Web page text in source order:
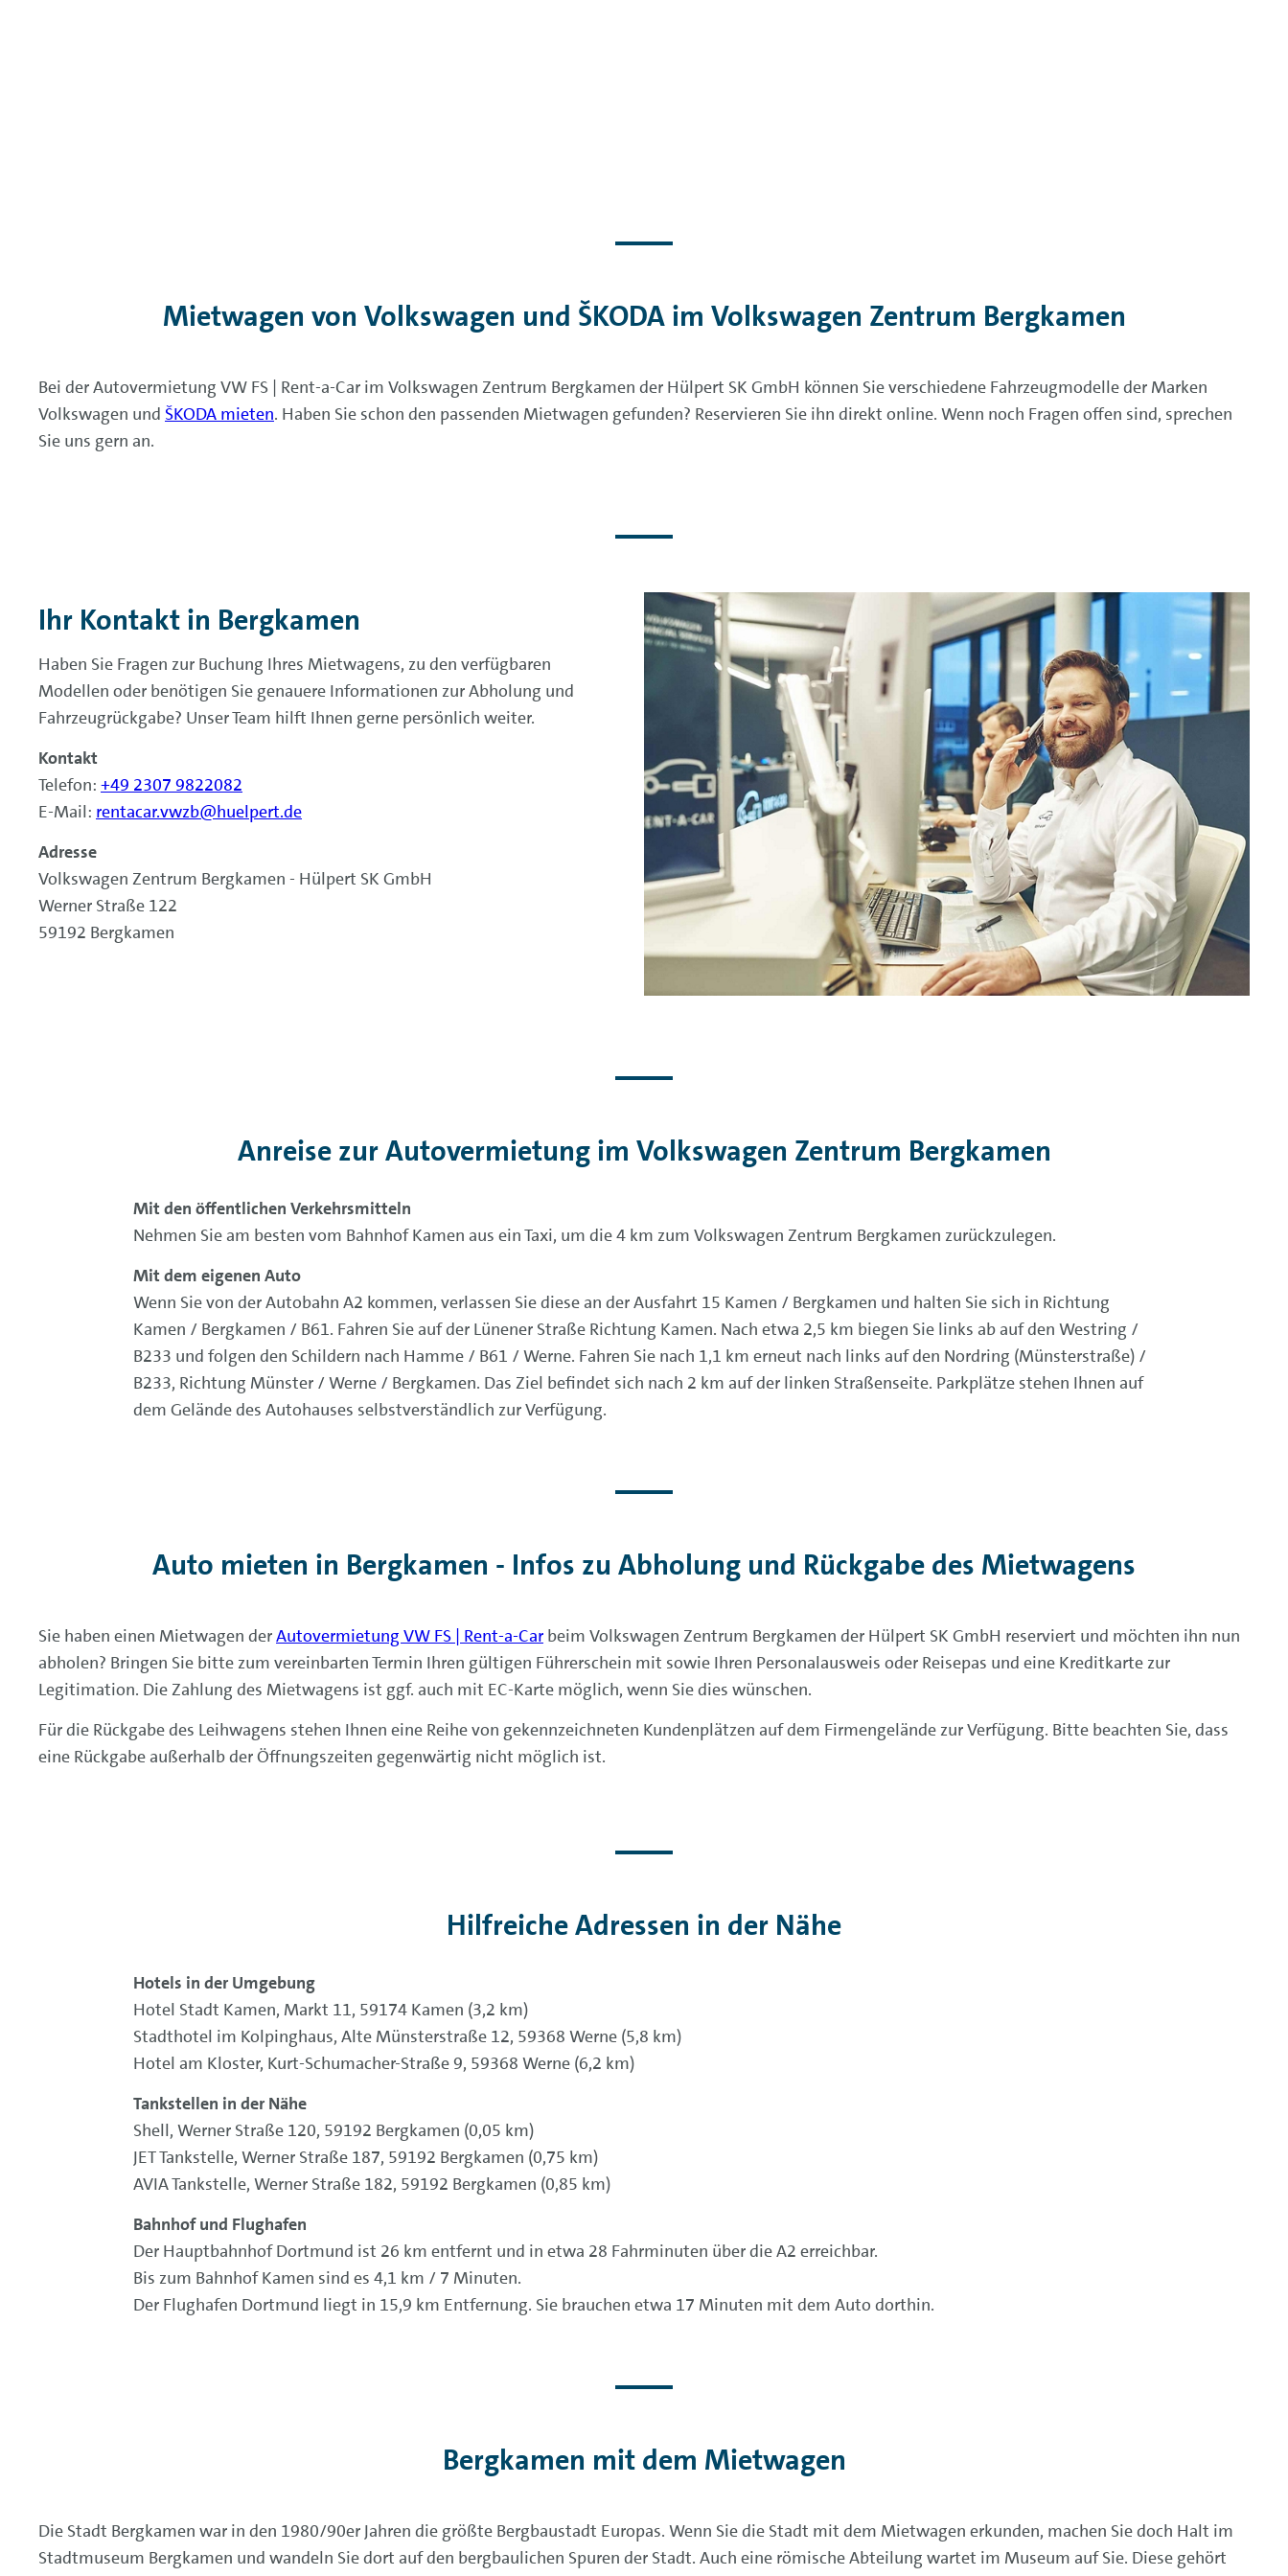
Mietwagen von Volkswagen und ŠKODA im Volkswagen Zentrum Bergkamen
Bei der Autovermietung VW FS | Rent-a-Car im Volkswagen Zentrum Bergkamen der Hülpert SK GmbH können Sie verschiedene Fahrzeugmodelle der Marken
Volkswagen und ŠKODA mieten. Haben Sie schon den passenden Mietwagen gefunden? Reservieren Sie ihn direkt online. Wenn noch Fragen offen sind, sprechen
Sie uns gern an.
Ihr Kontakt in Bergkamen
Haben Sie Fragen zur Buchung Ihres Mietwagens, zu den verfügbaren
Modellen oder benötigen Sie genauere Informationen zur Abholung und
Fahrzeugrückgabe? Unser Team hilft Ihnen gerne persönlich weiter.
Kontakt
Telefon: +49 2307 9822082
E-Mail: rentacar.vwzb@huelpert.de
Adresse
Volkswagen Zentrum Bergkamen - Hülpert SK GmbH
Werner Straße 122
59192 Bergkamen
Anreise zur Autovermietung im Volkswagen Zentrum Bergkamen
Mit den öffentlichen Verkehrsmitteln
Nehmen Sie am besten vom Bahnhof Kamen aus ein Taxi, um die 4 km zum Volkswagen Zentrum Bergkamen zurückzulegen.
Mit dem eigenen Auto
Wenn Sie von der Autobahn A2 kommen, verlassen Sie diese an der Ausfahrt 15 Kamen / Bergkamen und halten Sie sich in Richtung
Kamen / Bergkamen / B61. Fahren Sie auf der Lünener Straße Richtung Kamen. Nach etwa 2,5 km biegen Sie links ab auf den Westring /
B233 und folgen den Schildern nach Hamme / B61 / Werne. Fahren Sie nach 1,1 km erneut nach links auf den Nordring (Münsterstraße) /
B233, Richtung Münster / Werne / Bergkamen. Das Ziel befindet sich nach 2 km auf der linken Straßenseite. Parkplätze stehen Ihnen auf
dem Gelände des Autohauses selbstverständlich zur Verfügung.
Auto mieten in Bergkamen - Infos zu Abholung und Rückgabe des Mietwagens
Sie haben einen Mietwagen derAutovermietung VW FS | Rent-a-Car beim Volkswagen Zentrum Bergkamen der Hülpert SK GmbH reserviert und möchten ihn nun
abholen? Bringen Sie bitte zum vereinbarten Termin Ihren gültigen Führerschein mit sowie Ihren Personalausweis oder Reisepas und eine Kreditkarte zur
Legitimation. Die Zahlung des Mietwagens ist ggf. auch mit EC-Karte möglich, wenn Sie dies wünschen.
Für die Rückgabe des Leihwagens stehen Ihnen eine Reihe von gekennzeichneten Kundenplätzen auf dem Firmengelände zur Verfügung. Bitte beachten Sie, dass
eine Rückgabe außerhalb der Öffnungszeiten gegenwärtig nicht möglich ist.
Hilfreiche Adressen in der Nähe
Hotels in der Umgebung
Hotel Stadt Kamen, Markt 11, 59174 Kamen (3,2 km)
Stadthotel im Kolpinghaus, Alte Münsterstraße 12, 59368 Werne (5,8 km)
Hotel am Kloster, Kurt-Schumacher-Straße 9, 59368 Werne (6,2 km)
Tankstellen in der Nähe
Shell, Werner Straße 120, 59192 Bergkamen (0,05 km)
JET Tankstelle, Werner Straße 187, 59192 Bergkamen (0,75 km)
AVIA Tankstelle, Werner Straße 182, 59192 Bergkamen (0,85 km)
Bahnhof und Flughafen
Der Hauptbahnhof Dortmund ist 26 km entfernt und in etwa 28 Fahrminuten über die A2 erreichbar.
Bis zum Bahnhof Kamen sind es 4,1 km / 7 Minuten.
Der Flughafen Dortmund liegt in 15,9 km Entfernung. Sie brauchen etwa 17 Minuten mit dem Auto dorthin.
Bergkamen mit dem Mietwagen
Die Stadt Bergkamen war in den 1980/90er Jahren die größte Bergbaustadt Europas. Wenn Sie die Stadt mit dem Mietwagen erkunden, machen Sie doch Halt im
Stadtmuseum Bergkamen und wandeln Sie dort auf den bergbaulichen Spuren der Stadt. Auch eine römische Abteilung wartet im Museum auf Sie. Diese gehört